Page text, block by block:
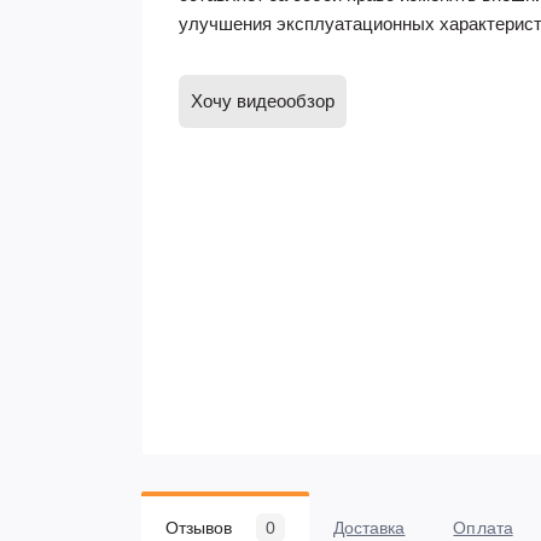
улучшения эксплуатационных
Хочу видеообзор
Отзывов 0 Доставка Оплата